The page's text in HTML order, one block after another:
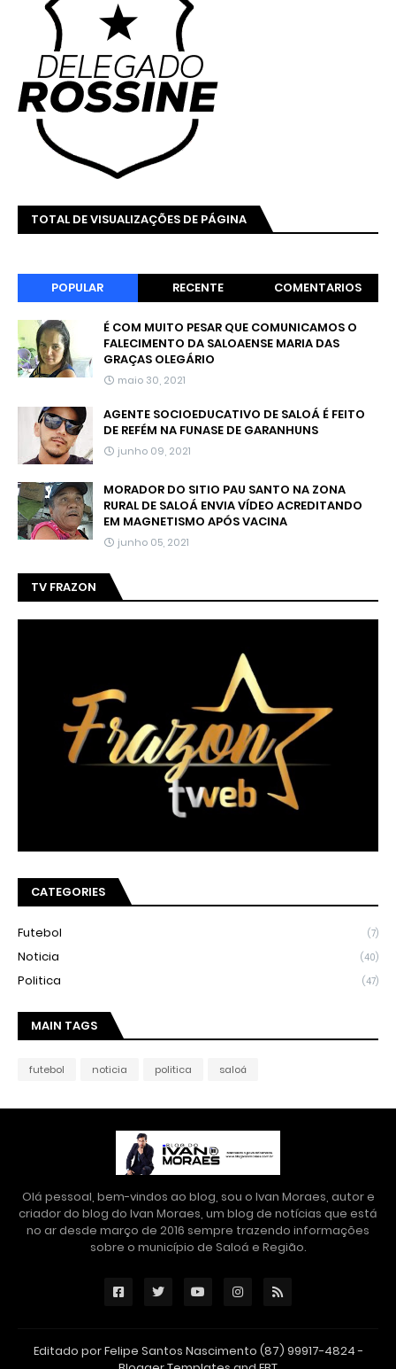
TOTAL DE VISUALIZAÇÕES DE PÁGINA
POPULAR RECENTE COMENTARIOS
É COM MUITO PESAR QUE COMUNICAMOS O
FALECIMENTO DA SALOAENSE MARIA DAS
GRAÇAS OLEGÁRIO
maio 30, 2021
AGENTE SOCIOEDUCATIVO DE SALOÁ É FEITO
DE REFÉM NA FUNASE DE GARANHUNS
junho 09, 2021
MORADOR DO SITIO PAU SANTO NA ZONA
RURAL DE SALOÁ ENVIA VÍDEO ACREDITANDO
EM MAGNETISMO APÓS VACINA
junho 05, 2021
TV FRAZON
CATEGORIES
Futebol (7)
Noticia (40)
Politica (47)
MAIN TAGS
futebol noticia politica saloá
Olá pessoal, bem-vindos ao blog, sou o Ivan Moraes, autor e
criador do blog do Ivan Moraes, um blog de notícias que está
no ar desde março de 2016 sempre trazendo informações
sobre o município de Saloá e Região.
Editado por Felipe Santos Nascimento (87) 99917-4824 -